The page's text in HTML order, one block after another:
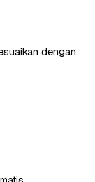
dengan